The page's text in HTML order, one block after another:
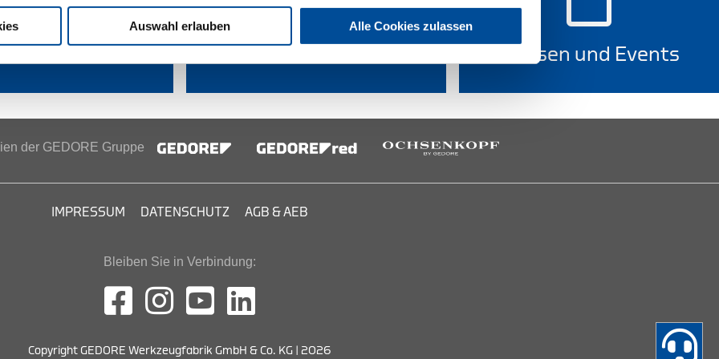
Auswahl erlauben Alle Cookies zulassen
Messen und Events
der GEDORE Gruppe
IMPRESSUM DATENSCHUTZ AGB & AEB
Bleiben Sie in Verbindung:
Copyright GEDORE Werkzeugfabrik GmbH & Co. KG | 2026